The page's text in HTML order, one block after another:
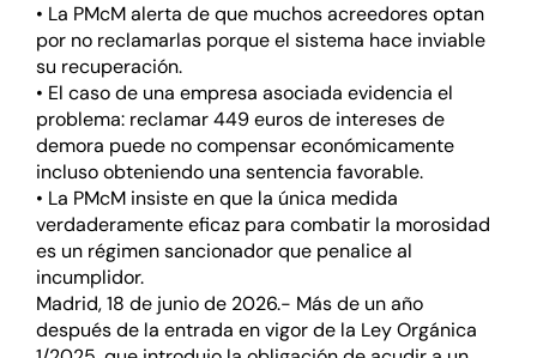
• La PMcMalerta de quemuchos acreedores optan
por no reclamarlas porque el sistema hace inviable
su recuperación.
• El caso de una empresa asociada evidencia el
problema: reclamar 449 euros de intereses de
demora puede no compensar económicamente
incluso obteniendo una sentencia favorable.
• La PMcM insiste en que la única medida
verdaderamente eficaz para combatir la morosidad
es un régimen sancionador que penalice al
incumplidor.
Madrid,18 de juniode 2026.- Másde un año
después de la entrada en vigor de la Ley Orgánica